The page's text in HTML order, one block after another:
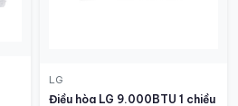
LG
Điều hòa LG 9.000BTU 1 chiều